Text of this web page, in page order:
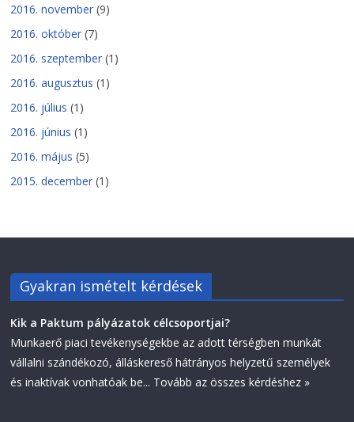
2016. november (9)
2016. október (7)
2016. szeptember (1)
2016. augusztus (1)
2016. július (1)
2016. június (1)
2016. május (5)
2015. december (1)
Gyakran ismételt kérdések
Kik a Paktum pályázatok célcsoportjai?
Munkaerő piaci tevékenységekbe az adott térségben munkát
vállalni szándékozó, álláskereső hátrányos helyzetű személyek
és inaktívak vonhatóak be... Tovább az összes kérdéshez »